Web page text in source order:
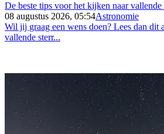
De beste tips voor het kijken naar vallende
08 augustus 2026, 05:54Astronomie
Wil jij graag een wens doen? Lees dan dit
vallende sterr...